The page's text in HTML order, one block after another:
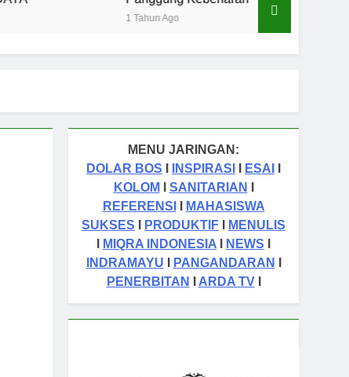
1 Tahun Ago
MENU JARINGAN:
DOLAR BOS
INSPIRASI ESAI
KOLOM
SANITARIAN
REFERENSI
MAHASISWA
SUKSES
PRODUKTIF
MENULIS
MIQRA INDONESIA NEWS
INDRAMAYU
PANGANDARAN
PENERBITAN
ARDA TVI